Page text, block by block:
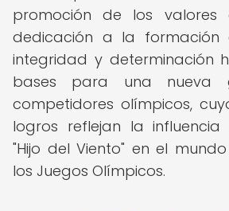
promoción de los valores
dedicación a la formación
integridad y determinación
bases para una nueva
competidores olímpicos,
logros reflejan la
"Hijo del Viento" en el
los Juegos Olímpicos.